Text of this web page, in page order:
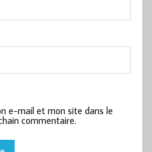
e-mail et mon site dans le
commentaire.